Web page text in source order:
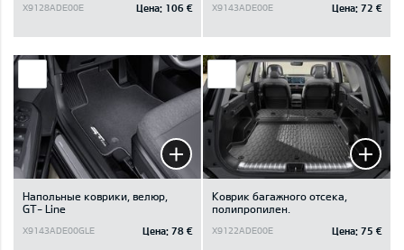
X9128ADE00E Цена: 106 € X9143ADE00E Цена: 72 €
Напольные коврики, велюр,
GT- Line
X9143ADE00GLE Цена: 78 €
Коврик багажного отсека,
полипропилен.
X9122ADE00E Цена: 75 €